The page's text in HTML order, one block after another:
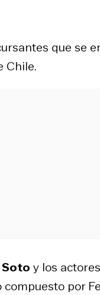
que se
Chile.
Soto y los actores
por